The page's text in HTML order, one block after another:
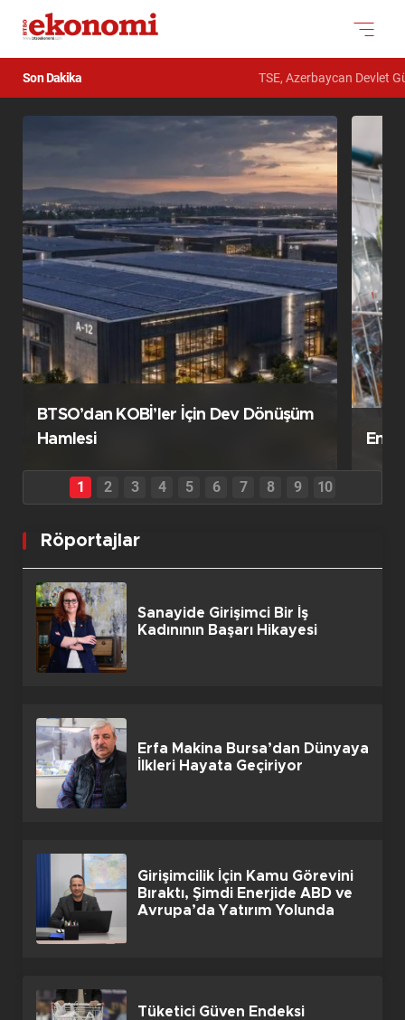
Son Dakika TSE, Azerbaycan Devlet
BTSO’dan KOBİ’ler İçin Dev Dönüşüm
Hamlesi
Röportajlar
Sanayide Girişimci Bir İş
Kadınının Başarı Hikayesi
Erfa Makina Bursa’dan Dünyaya
İlkleri Hayata Geçiriyor
Girişimcilik İçin Kamu Görevini
Bıraktı, Şimdi Enerjide ABD ve
Avrupa’da Yatırım Yolunda
Tüketici Güven Endeksi